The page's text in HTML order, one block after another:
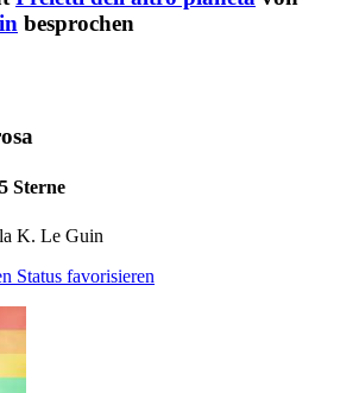
besprochen
5 Sterne
K. Le Guin
Status favorisieren